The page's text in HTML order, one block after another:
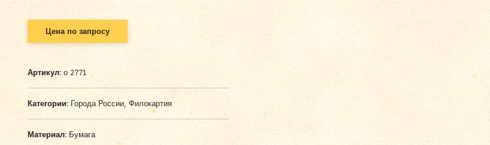
Цена по запросу
Артикул: о 2771
Категории: Города России,Филокартия
Материал:Бумага